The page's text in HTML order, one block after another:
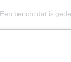
Een bericht dat is